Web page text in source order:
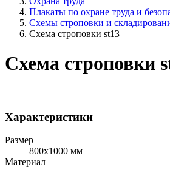
Плакаты по охране труда и
Схемы строповки и
Схема строповки st13
Схема строповки
Характеристики
Размер
800х1000 мм
Материал